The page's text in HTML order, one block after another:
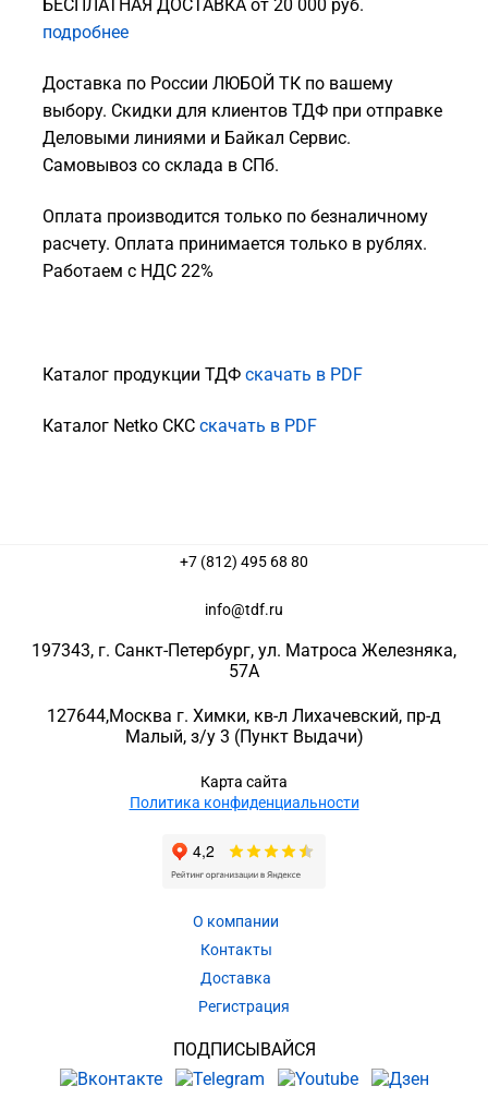
БЕСПЛАТНАЯ ДОСТАВКА от 20 000 руб.
подробнее
Доставка по России ЛЮБОЙ ТК по вашему
выбору. Скидки для клиентов ТДФ при отправке
Деловыми линиями и Байкал Сервис.
Самовывоз со склада в СПб.
Оплата производится только по безналичному
расчету. Оплата принимается только в рублях.
Работаем с НДС 22%
Каталог продукции ТДФ скачать в PDF
Каталог Netko СКС скачать в PDF
+7 (812) 495 68 80
info@tdf.ru
197343, г. Санкт-Петербург, ул. Матроса Железняка,
57A
127644,Москва г. Химки, кв-л Лихачевский, пр-д
Малый, з/у 3 (Пункт Выдачи)
Карта сайта
Политика конфиденциальности
О компании
Контакты
Доставка
Регистрация
ПОДПИСЫВАЙСЯ